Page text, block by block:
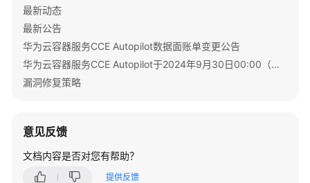
通
用
参
考
术
语
最新动态
最新公告
华为云容器服务CCE Autopilot数据面账单变更公告
华为云容器服务CCE Autopilot于2024年9月30日00:00（北京时间）转商
漏洞修复策略
意见反馈
文档内容是否对您有帮助？
提供反馈